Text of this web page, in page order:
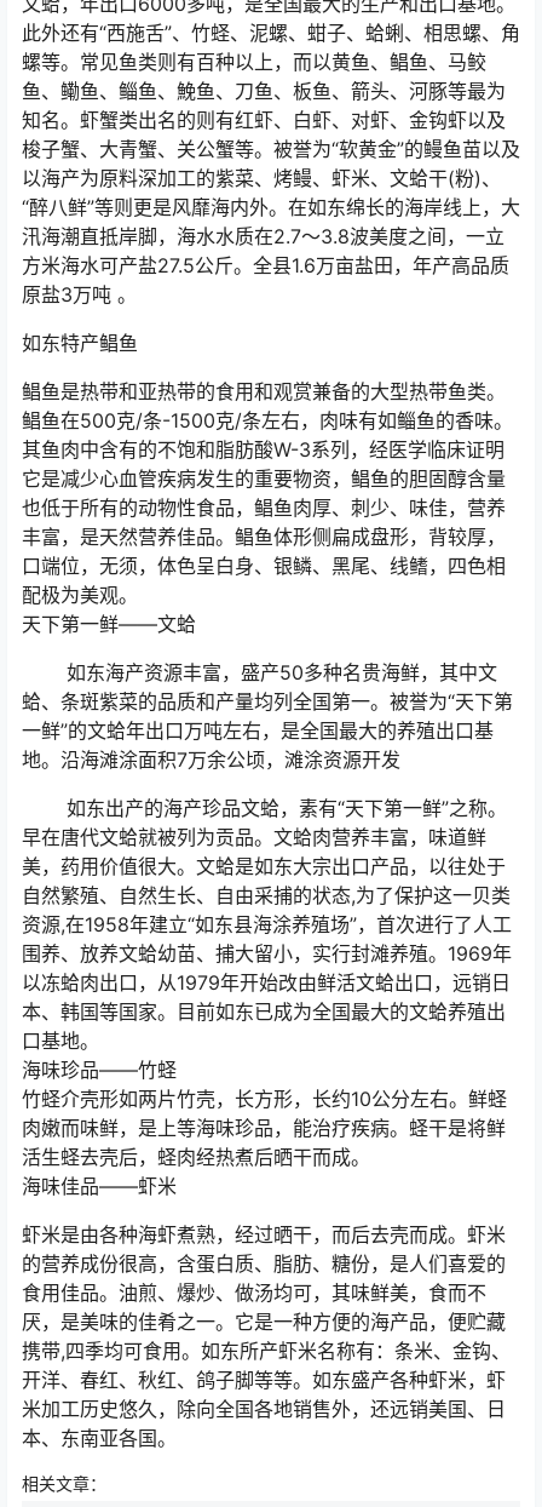
此外还有“西施舌”、竹蛏、泥螺、蚶子、蛤蜊、相思螺、角
螺等。常见鱼类则有百种以上，而以黄鱼、鲳鱼、马鲛
鱼、鳓鱼、鲻鱼、鮸鱼、刀鱼、板鱼、箭头、河豚等最为
知名。虾蟹类出名的则有红虾、白虾、对虾、金钩虾以及
梭子蟹、大青蟹、关公蟹等。被誉为“软黄金”的鳗鱼苗以及
以海产为原料深加工的紫菜、烤鳗、虾米、文蛤干(粉)、
“醉八鲜”等则更是风靡海内外。在如东绵长的海岸线上，大
汛海潮直抵岸脚，海水水质在2.7～3.8波美度之间，一立
方米海水可产盐27.5公斤。全县1.6万亩盐田，年产高品质
原盐3万吨 。
如东特产鲳鱼
鲳鱼是热带和亚热带的食用和观赏兼备的大型热带鱼类。
鲳鱼在500克/条-1500克/条左右，肉味有如鲻鱼的香味。
其鱼肉中含有的不饱和脂肪酸W-3系列，经医学临床证明
它是减少心血管疾病发生的重要物资，鲳鱼的胆固醇含量
也低于所有的动物性食品，鲳鱼肉厚、刺少、味佳，营养
丰富，是天然营养佳品。鲳鱼体形侧扁成盘形，背较厚，
口端位，无须，体色呈白身、银鳞、黑尾、线鳍，四色相
配极为美观。
天下第一鲜——文蛤
如东海产资源丰富，盛产50多种名贵海鲜，其中文
蛤、条斑紫菜的品质和产量均列全国第一。被誉为“天下第
一鲜”的文蛤年出口万吨左右，是全国最大的养殖出口基
地。沿海滩涂面积7万余公顷，滩涂资源开发
如东出产的海产珍品文蛤，素有“天下第一鲜”之称。
早在唐代文蛤就被列为贡品。文蛤肉营养丰富，味道鲜
美，药用价值很大。文蛤是如东大宗出口产品，以往处于
自然繁殖、自然生长、自由采捕的状态,为了保护这一贝类
资源,在1958年建立“如东县海涂养殖场”，首次进行了人工
围养、放养文蛤幼苗、捕大留小，实行封滩养殖。1969年
以冻蛤肉出口，从1979年开始改由鲜活文蛤出口，远销日
本、韩国等国家。目前如东已成为全国最大的文蛤养殖出
口基地。
海味珍品——竹蛏
竹蛏介壳形如两片竹壳，长方形，长约10公分左右。鲜蛏
肉嫩而味鲜，是上等海味珍品，能治疗疾病。蛏干是将鲜
活生蛏去壳后，蛏肉经热煮后晒干而成。
海味佳品——虾米
虾米是由各种海虾煮熟，经过晒干，而后去壳而成。虾米
的营养成份很高，含蛋白质、脂肪、糖份，是人们喜爱的
食用佳品。油煎、爆炒、做汤均可，其味鲜美，食而不
厌，是美味的佳肴之一。它是一种方便的海产品，便贮藏
携带,四季均可食用。如东所产虾米名称有：条米、金钩、
开洋、春红、秋红、鸽子脚等等。如东盛产各种虾米，虾
米加工历史悠久，除向全国各地销售外，还远销美国、日
本、东南亚各国。
相关文章：